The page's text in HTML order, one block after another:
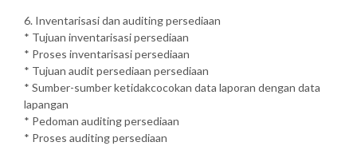
6. Inventarisasi dan auditing persediaan
* Tujuan inventarisasi persediaan
* Proses inventarisasi persediaan
* Tujuan audit persediaan persediaan
* Sumber-sumber ketidakcocokan data laporan dengan data
lapangan
* Pedoman auditing persediaan
* Proses auditing persediaan